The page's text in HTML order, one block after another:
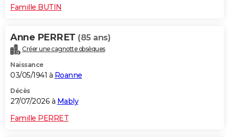
Carte de Noël
Carte Bonne année
Carte Saint-Valentin
Carte Pâques
Carte d'anniversaire
DICTIONNAIRE
Dictionnaire
Biographies
Citations
Expressions
Proverbes
PROGRAMME TV
S'inscrire
Se connecter
Lycées
Collèges
Primaires
Universités
Entreprises
Service militaire
Avis de recherche
AVIS DE DÉCÈS
FORUM
Famille BUTIN
Anne PERRET (85 ans)
Créer une cagnotte obsèques
Naissance
03/05/1941 à Roanne
Décès
27/07/2026 à Mably
Famille PERRET